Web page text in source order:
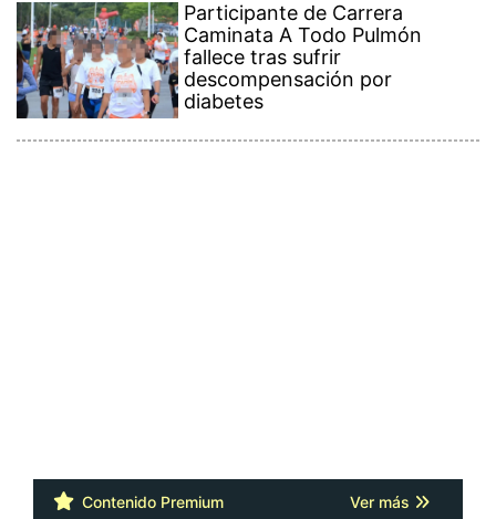
Participante de Carrera
Caminata A Todo Pulmón
fallece tras sufrir
descompensación por
diabetes
Contenido Premium Ver más